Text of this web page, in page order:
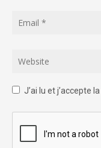
J’ai lu et j’accepte la